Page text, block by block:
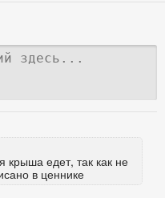
крыша едет, так как не
в ценнике